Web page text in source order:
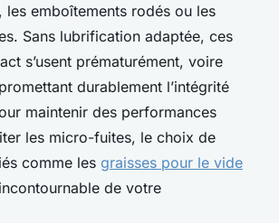
les emboîtements rodés ou les
Sans lubrification adaptée, ces
s’usent prématurément, voire
durablement l’intégrité
maintenir des performances
les micro-fuites, le choix de
comme les graisses pour le vide
de votre